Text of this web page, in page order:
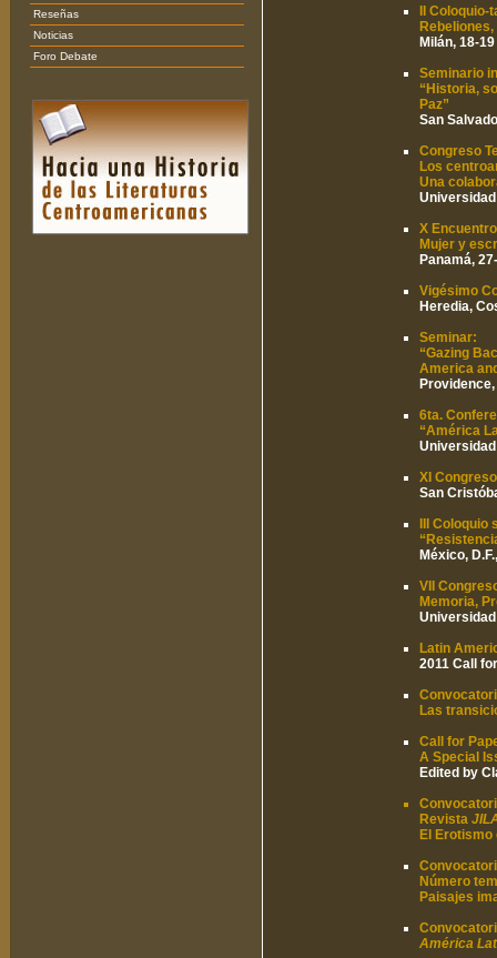
Reseñas
Noticias
Foro Debate
II
Milán, 18-
Seminario
“Historia,
Paz”
San
Congreso
Los
Una
X
Mujer y
Panamá,
Vigésimo
Heredia,
Seminar:
“Gazing
America
6ta.
“América
XI
San
III
México,
VII
Memoria,
Universidad
Latin
2011 Call
Las
Call for
A Special
Edited by
Revista
El
Número
Paisajes
América